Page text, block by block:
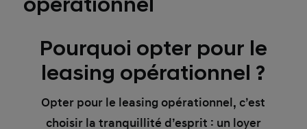
Pourquoi opter pour le
leasing opérationnel ?
Opter pour le leasing opérationnel, c’est
choisir la tranquillité d’esprit : un loyer